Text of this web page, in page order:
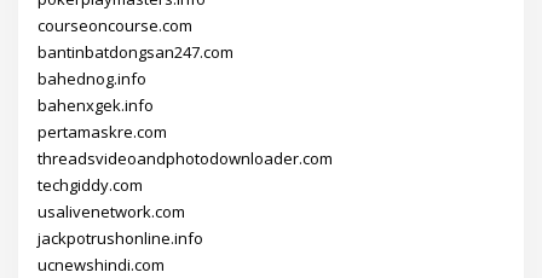
courseoncourse.com
bantinbatdongsan247.com
bahednog.info
bahenxgek.info
pertamaskre.com
threadsvideoandphotodownloader.com
techgiddy.com
usalivenetwork.com
jackpotrushonline.info
ucnewshindi.com